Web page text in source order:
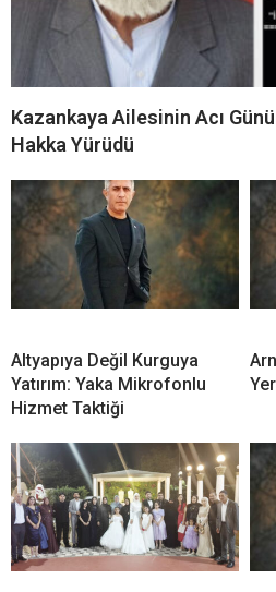
Kazankaya Ailesinin Acı
Hakka Yürüdü
Altyapıya Değil Kurguya
Yatırım: Yaka Mikrofonlu
Hizmet Taktiği